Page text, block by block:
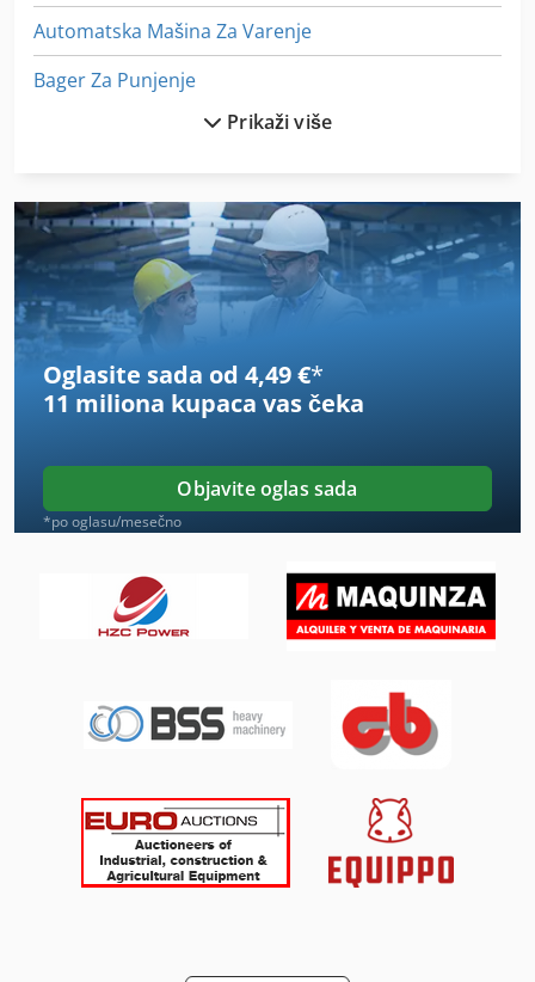
Automatska Mašina Za Varenje
Bager Za Punjenje
Bubanj Sito Za Prisvojila Drvo
Dvoglavi Cnc Ger
Ka 77
Masina Za Peskarenje
Mašina Za Hranu
Od Iverice
Od Livenog
On 06 Utovarivač
Prostor Za Proizvodnju
Sok Od Novinara
Stavostroj Vp 200
Prikaži više
Oglasite sada od 4,49 €*
11 miliona kupaca vas čeka
Objavite oglas sada
*po oglasu/mesečno